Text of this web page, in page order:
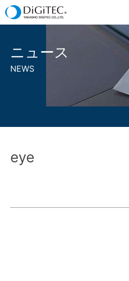
ニュース
NEWS
eye